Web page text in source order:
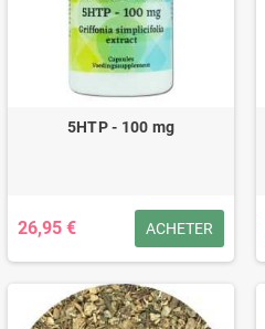
5HTP - 100 mg
26,95 € ACHETER